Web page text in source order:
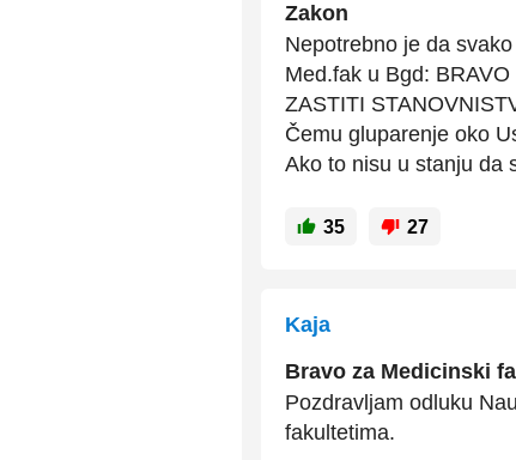
Zakon
Nepotrebno je da
Med.fak u Bgd:
ZASTITI
Čemu gluparenje oko
Ako to nisu u stanju da
35 27
Kaja
Bravo za Medicinski
Pozdravljam odluku
fakultetima.